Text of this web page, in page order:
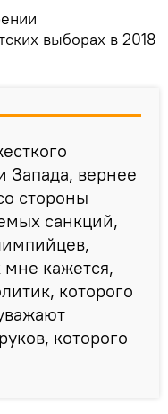
выборах в 2018
Запада, вернее
стороны
санкций,
мне кажется,
которого
которого